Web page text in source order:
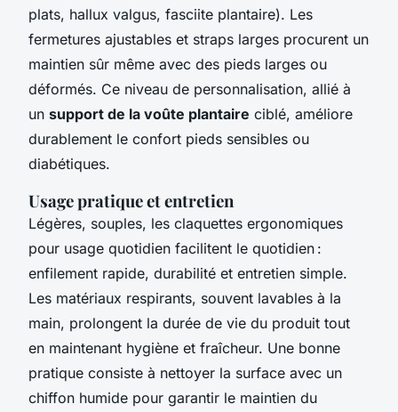
plats, hallux valgus, fasciite plantaire). Les
fermetures ajustables et straps larges procurent un
maintien sûr même avec des pieds larges ou
déformés. Ce niveau de personnalisation, allié à
un support de la voûte plantaire ciblé, améliore
durablement le confort pieds sensibles ou
diabétiques.
Usage pratique et entretien
Légères, souples, les claquettes ergonomiques
pour usage quotidien facilitent le quotidien :
enfilement rapide, durabilité et entretien simple.
Les matériaux respirants, souvent lavables à la
main, prolongent la durée de vie du produit tout
en maintenant hygiène et fraîcheur. Une bonne
pratique consiste à nettoyer la surface avec un
chiffon humide pour garantir le maintien du